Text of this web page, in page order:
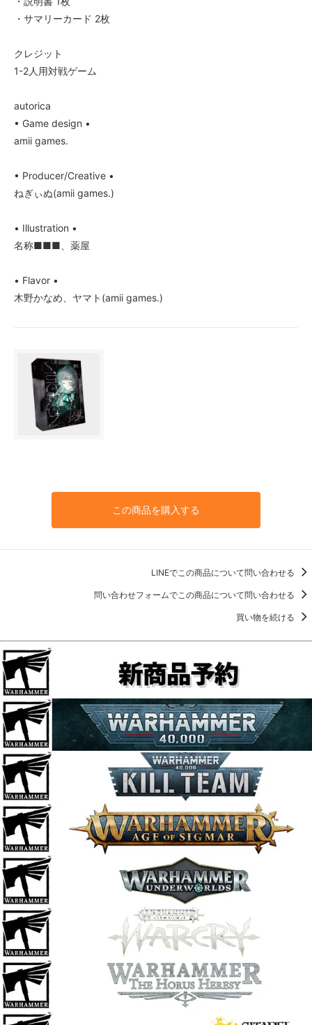
・サマリーカード 2枚
クレジット
1-2人用対戦ゲーム
autorica
• Game design •
amii games.
• Producer/Creative •
ねぎぃぬ(amii games.)
• Illustration •
名称■■■、薬屋
• Flavor •
木野かなめ、ヤマト(amii games.)
この商品を購入する
LINEでこの商品について問い合わせる
問い合わせフォームでこの商品について問い合わせる
買い物を続ける